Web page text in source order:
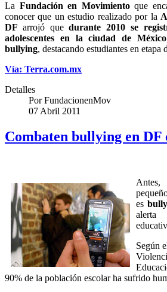
La Fundación en Movimientoque
conocer que un estudio realizado por la
DF arrojó quedurante 2010 se
adolescentes en la ciudad de México
bullying, destacando estudiantes en etapa
Vía: Terra.com.mx
Detalles
PorFundacionenMov
07 Abril 2011
Combaten bullying en DF
es
Según
90% de la población escolar ha sufrido